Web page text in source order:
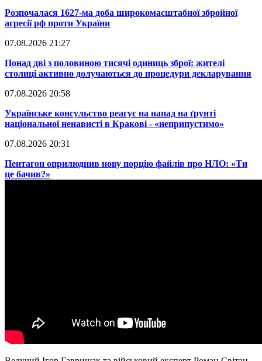
​Розпочалася 1627-ма доба широкомасштабної збройної
агресії рф проти України
07.08.2026 21:27
​Понад дві з половиною тисячі одиниць зброї: жителі
столиці активно долучаються до процедури декларування
07.08.2026 20:58
​Українське консульство реагує на напад на ґрунті
національної ненависті в Кракові - «неприпустимо»
07.08.2026 20:31
​Пентагон оприлюднив нову порцію файлів про НЛО: «Ти
це бачив?»